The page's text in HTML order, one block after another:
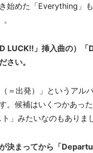
始めた「Everything」
LUCK!!」挿入曲の）
さい。
＝出発）」というアル
。候補はいくつかあっ
」みたいなのもありま
決まってから「